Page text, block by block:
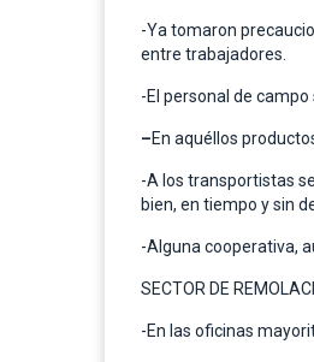
-Ya tomaron
entre trabajadores.
-El personal de
–En aquéllos
-A los transportistas
bien, en tiempo y sin
-Alguna cooperativa,
SECTOR DE
-En las oficinas